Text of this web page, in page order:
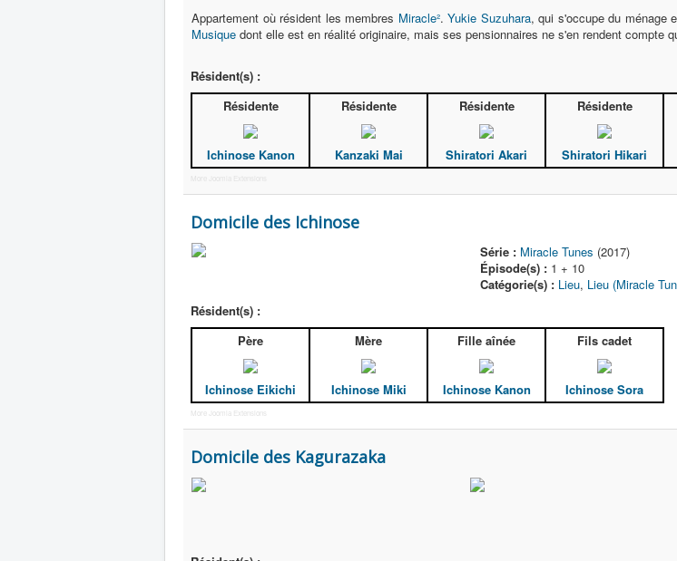
Appartement où résident les membres Miracle².Yukie Suzuhara, qui s'occupe du ménage
Musique dont elle est en réalité originaire, mais ses pensionnaires ne s'en rendent compte
Résident(s) :
Résidente
Ichinose Kanon
Résidente
Kanzaki Mai
Résidente
Shiratori Akari
Résidente
Shiratori Hikari
More Joomla Extensions
Domicile des Ichinose
Série : Miracle Tunes (2017)
Épisode(s) : 1 + 10
Catégorie(s) : Lieu, Lieu (Miracle
Résident(s) :
Père
Ichinose Eikichi
Mère
Ichinose Miki
Fille aînée
Ichinose Kanon
Fils cadet
Ichinose Sora
More Joomla Extensions
Domicile des Kagurazaka